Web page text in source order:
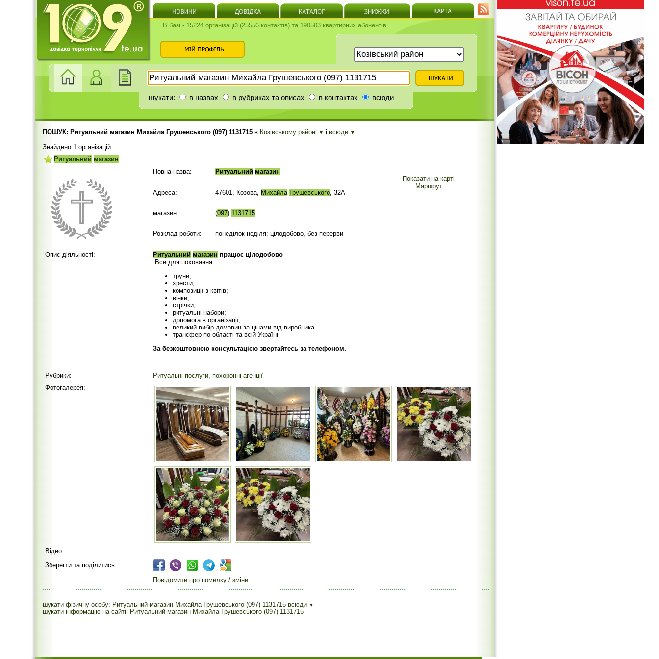
В базі - 15224 організацій (25556 контактів) та 190503 квартирних абонентів
шукати: в назвах в рубриках та описах в контактах всюди
ПОШУК: Ритуальний магазин Михайла Грушевського (097) 1131715 в Козівському районі ▼ і всюди ▼
Знайдено 1 організацій:
Ритуальний магазин
Показати на карті
Маршрут
Повна назва: Ритуальний магазин
Адреса: 47601, Козова, Михайла Грушевського, 32А
магазин: (097) 1131715
Розклад роботи: понеділок-неділя: цілодобово, без перерви
Опис діяльності: Ритуальний магазин працює цілодобово
Все для поховання:
труни;
хрести;
композиції з квітів;
вінки;
стрічки;
ритуальні набори;
допомога в організації;
великий вибір домовин за цінами від виробника
трансфер по області та всій Україні;
За безкоштовною консультацією звертайтесь за телефоном.
Рубрики:
Ритуальні послуги, похоронні агенції
Фотогалерея:
Відео:
Зберегти та поділитись:
Повідомити про помилку / зміни
шукати фізичну особу: Ритуальний магазин Михайла Грушевського (097) 1131715 всюди ▼
шукати інформацію на сайті: Ритуальний магазин Михайла Грушевського (097) 1131715